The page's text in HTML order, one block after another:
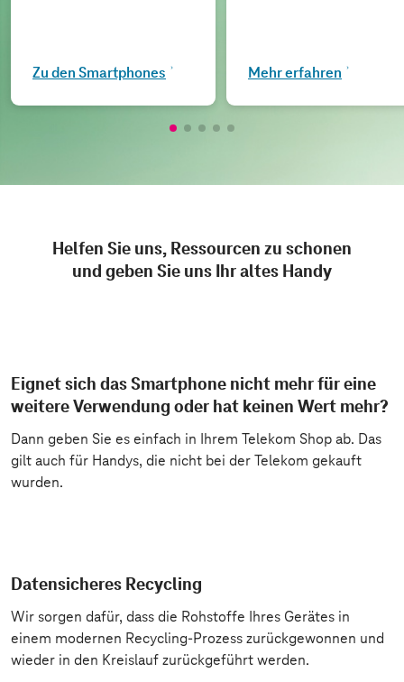
Zu den Smartphones Mehr erfahren
Helfen Sie uns, Ressourcen zu schonen
und geben Sie uns Ihr altes Handy
Eignet sich das Smartphone nicht mehr für eine
weitere Verwendung oder hat keinen Wert mehr?
Dann geben Sie es einfach in Ihrem Telekom Shop ab. Das
gilt auch für Handys, die nicht bei der Telekom gekauft
wurden.
Datensicheres Recycling
Wir sorgen dafür, dass die Rohstoffe Ihres Gerätes in
einem modernen Recycling-Prozess zurückgewonnen und
wieder in den Kreislauf zurückgeführt werden.